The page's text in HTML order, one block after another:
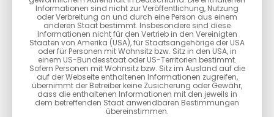
Informationen sind nicht zur Veröffentlichung, Nutzung
oder Verbreitung an und durch eine Person aus einem
anderen Staat bestimmt. Insbesondere sind diese
Informationen nicht für den Vertrieb in den Vereinigten
Staaten von Amerika (USA), für Staatsangehörige der USA
oder für Personen mit Wohnsitz bzw. Sitz in den USA, in
einem US-Bundesstaat oder US-Territorien bestimmt.
Sofern Personen mit Wohnsitz bzw. Sitz im Ausland auf die
auf der Webseite enthaltenen Informationen zugreifen,
übernimmt der Betreiber keine Zusicherung oder Gewähr,
dass die enthaltenen Informationen mit den jeweils in
dem betreffenden Staat anwendbaren Bestimmungen
übereinstimmen.